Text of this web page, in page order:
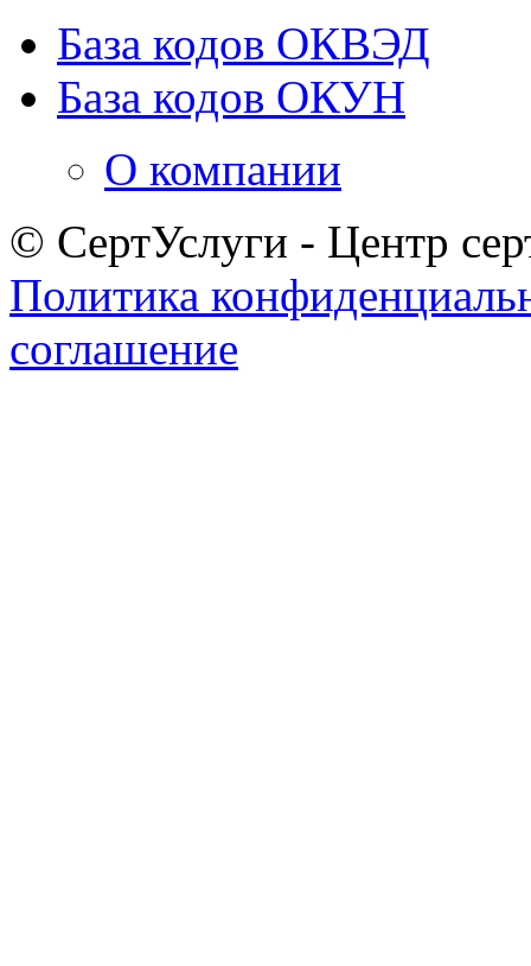
База кодов ОКВЭД
База кодов ОКУН
О компании
© СертУслуги - Центр
Политика
соглашение